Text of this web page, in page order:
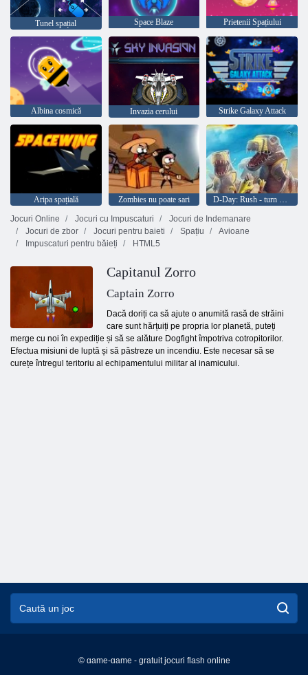
Tunel spațial Space Blaze Prietenii Spațiului
Albina cosmică Invazia cerului Strike Galaxy Attack
Aripa spațială Zombies nu poate sari
D-Day: Rush - turn de aparare
Jocuri Online
Jocuri cu Impuscaturi
Jocuri de Indemanare
Jocuri de zbor
Jocuri pentru baieti Spațiu
Avioane
Impuscaturi pentru băieți
HTML5
Capitanul Zorro
Captain Zorro
Dacă doriți ca să ajute o anumită rasă de străini
care sunt hărțuiți pe propria lor planetă, puteți
merge cu noi în expediție și să se alăture Dogfight împotriva cotropitorilor.
Efectua misiuni de luptă și să păstreze un incendiu. Este necesar să se
curețe întregul teritoriu al echipamentului militar al inamicului.
© game-game - gratuit jocuri flash online